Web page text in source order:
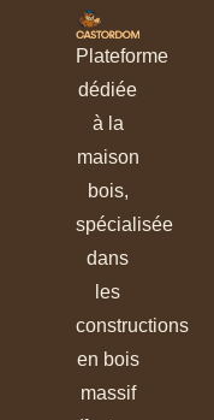
Plateforme
dédiée
à la
maison
bois,
spécialisée
dans
les
constructions
en bois
massif